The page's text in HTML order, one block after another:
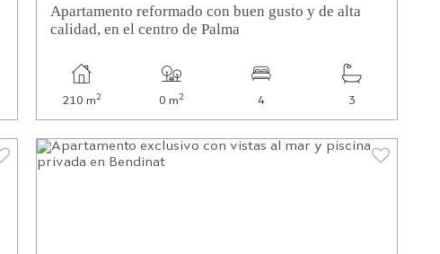
Apartamento reformado con buen gusto y de alta
calidad, en el centro de Palma
210 m2 0 m2 4 3